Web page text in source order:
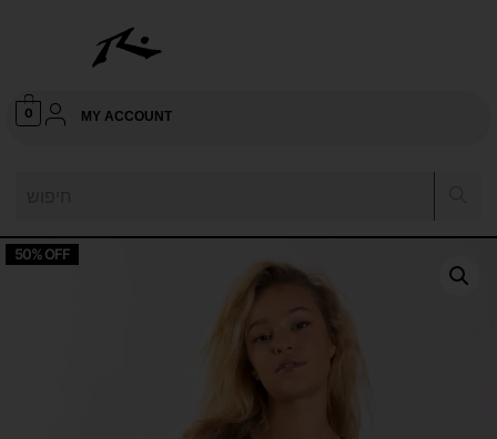
0 MY ACCOUNT
50% OFF